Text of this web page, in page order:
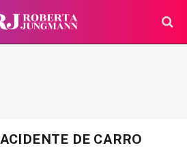
ACIDENTE DE CARRO